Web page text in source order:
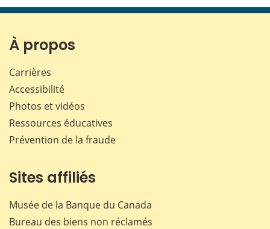
page page page page
À propos
Carrières
Accessibilité
Photos et vidéos
Ressources éducatives
Prévention de la fraude
Sites affiliés
Musée de la Banque du Canada
Bureau des biens non réclamés